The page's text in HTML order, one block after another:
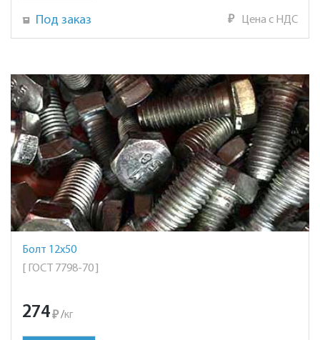
Под заказ ₽ Цена с НДС
Болт 12х50
[ ГОСТ 7798-70 ]
274₽ /кг